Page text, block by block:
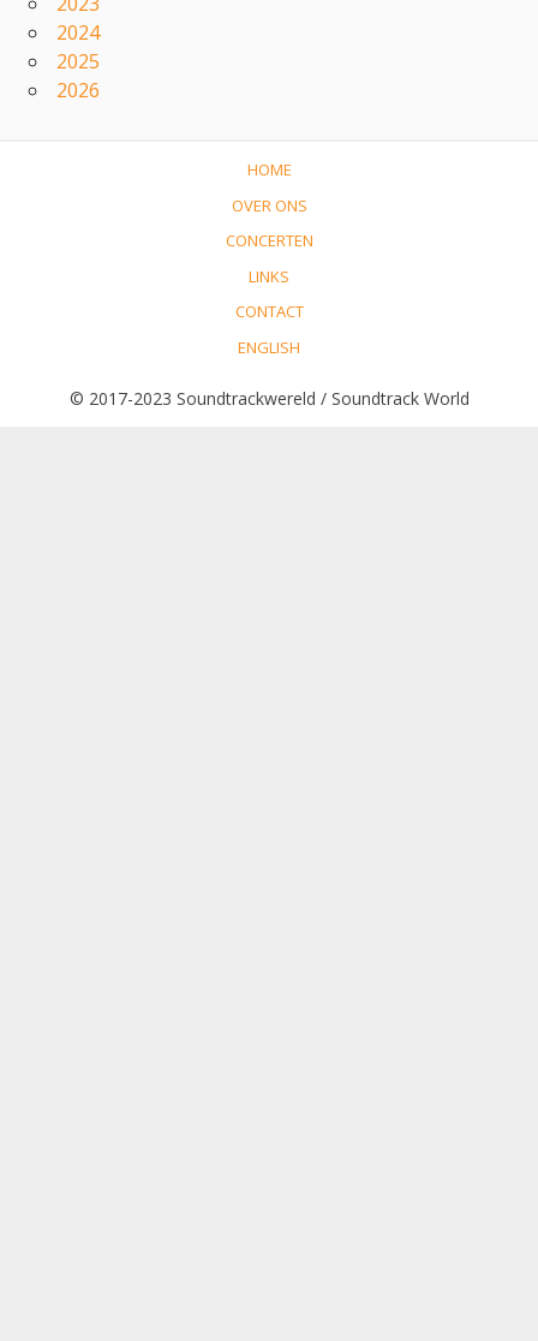
2024
2025
2026
HOME
OVER ONS
CONCERTEN
LINKS
CONTACT
ENGLISH
© 2017-2023 Soundtrackwereld / Soundtrack World